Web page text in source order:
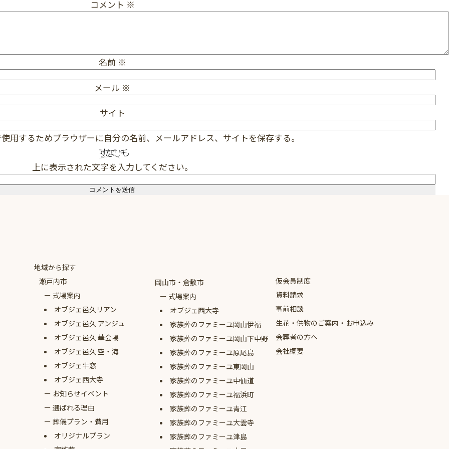
コメント ※
名前 ※
メール ※
サイト
用するためブラウザーに自分の名前、メールアドレス、サイトを保存する。
上に表示された文字を入力してください。
地域から探す
瀬戸内市
式場案内
オブジェ邑久リアン
オブジェ邑久 アンジュ
オブジェ邑久 華会場
オブジェ邑久 空・海
オブジェ牛窓
オブジェ西大寺
お知らせイベント
選ばれる理由
葬儀プラン・費用
オリジナルプラン
岡山市・倉敷市
式場案内
オブジェ西大寺
家族葬のファミーユ岡山伊福
家族葬のファミーユ岡山下中野
家族葬のファミーユ原尾島
家族葬のファミーユ東岡山
家族葬のファミーユ中仙道
家族葬のファミーユ福浜町
家族葬のファミーユ青江
家族葬のファミーユ大雲寺
家族葬のファミーユ津島
仮会員制度
資料請求
事前相談
生花・供物のご案内・お申込み
会葬者の方へ
会社概要